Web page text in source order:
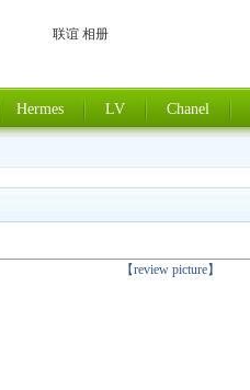
联谊 相册
Hermes LV Chanel
【review picture】
上一张